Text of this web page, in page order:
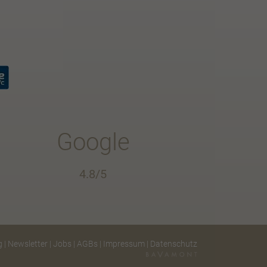
Google
4.8/5
| Newsletter | Jobs | AGBs | Impressum | Datenschutz